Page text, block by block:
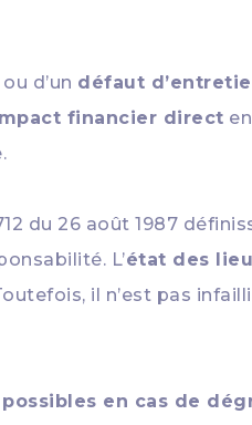
ou d’un défaut
financier direct
du 26 août 1987
L’état des
il n’est pas
en cas de